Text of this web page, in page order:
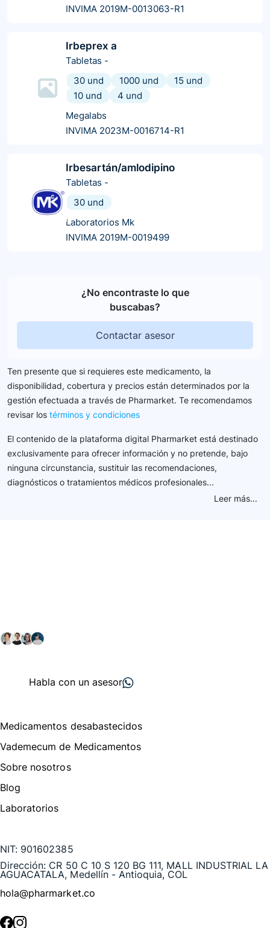
INVIMA 2019M-0013063-R1
Irbeprex a
Tabletas -
30 und
1000 und
15 und
10 und
4 und
Megalabs
INVIMA 2023M-0016714-R1
Irbesartán/amlodipino
Tabletas -
30 und
Laboratorios Mk
INVIMA 2019M-0019499
¿No encontraste lo que
buscabas?
Contactar asesor
Ten presente que si requieres este medicamento, la
disponibilidad, cobertura y precios están determinados por la
gestión efectuada a través de Pharmarket. Te recomendamos
revisar los términos y condiciones
El contenido de la plataforma digital Pharmarket está destinado
exclusivamente para ofrecer información y no pretende, bajo
ninguna circunstancia, sustituir las recomendaciones,
diagnósticos o tratamientos médicos profesionales...
Leer más...
Habla con un asesor
Medicamentos desabastecidos
Vademecum de Medicamentos
Sobre nosotros
Blog
Laboratorios
NIT: 901602385
Dirección: CR 50 C 10 S 120 BG 111, MALL INDUSTRIAL LA
AGUACATALA, Medellín - Antioquia, COL
hola@pharmarket.co